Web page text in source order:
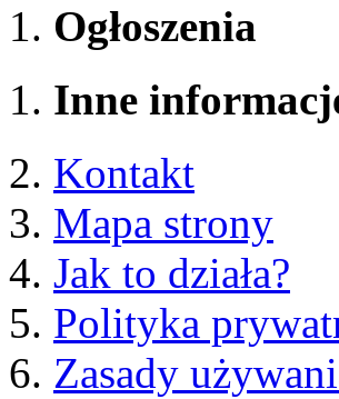
Ogłoszenia
Inne
Kontakt
Mapa strony
Jak to działa?
Polityka
Zasady